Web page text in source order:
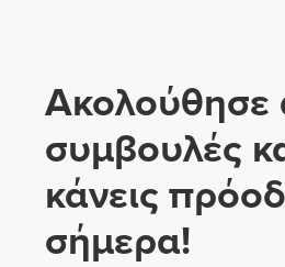
Ακολούθησε
συμβουλές
κάνεις
σήμερα!